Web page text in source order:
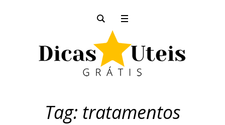
Tag: tratamentos